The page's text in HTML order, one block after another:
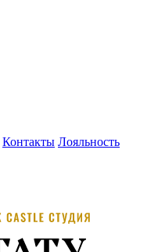
Контакты Лояльность